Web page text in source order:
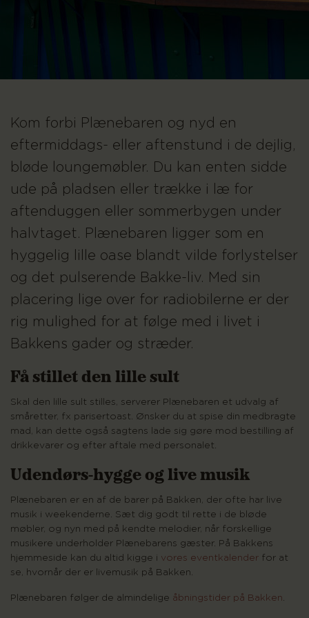
Kom forbi Plænebaren og nyd en
eftermiddags- eller aftenstund i de dejlig,
bløde loungemøbler. Du kan enten sidde
ude på pladsen eller trække i læ for
aftenduggen eller sommerbygen under
halvtaget. Plænebaren ligger som en
hyggelig lille oase blandt vilde forlystelser
og det pulserende Bakke-liv. Med sin
placering lige over for radiobilerne er der
rig mulighed for at følge med i livet i
Bakkens gader og stræder.
Få stillet den lille sult
Skal den lille sult stilles, serverer Plænebaren et udvalg af
småretter, fx parisertoast. Ønsker du at spise din medbragte
mad, kan dette også sagtens lade sig gøre mod bestilling af
drikkevarer og efter aftale med personalet.
Udendørs-hygge og live musik
Plænebaren er en af de barer på Bakken, der ofte har live
musik i weekenderne. Sæt dig godt til rette i de bløde
møbler, og nyn med på kendte melodier, når forskellige
musikere underholder Plænebarens gæster. På Bakkens
hjemmeside kan du altid kigge i vores eventkalender for at
se, hvornår der er livemusik på Bakken.
Plænebaren følger de almindelige åbningstider på Bakken.